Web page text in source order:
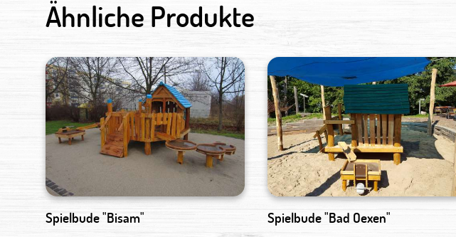
Ähnliche Produkte
Spielbude "Bisam" Spielbude "Bad Oexen"